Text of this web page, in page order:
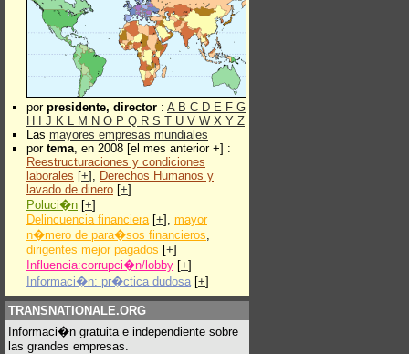
por presidente, director : A B C D E F G
H
J K L M N O P Q R S T U V W X Y Z
Las mayores empresas mundiales
por tema, en 2008 [el mes anterior +] :
Reestructuraciones y condiciones
laborales [+], Derechos Humanos y
lavado de dinero [+]
Poluci�n [+]
Delincuencia financiera[+], mayor
n�mero de para�sos financieros,
dirigentes mejor pagados [+]
Influencia:corrupci�n/lobby [+]
Informaci�n: pr�ctica dudosa [+]
TRANSNATIONALE.ORG
Informaci�n gratuita e independiente sobre
las grandes empresas.